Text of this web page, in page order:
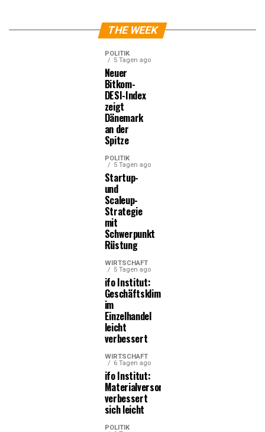
THE WEEK
POLITIK
5 Tagen ago
Neuer
Bitkom-
DESI-Index
zeigt
Dänemark
an der
Spitze
POLITIK
5 Tagen ago
Startup-
und
Scaleup-
Strategie
mit
Schwerpunkt
Rüstung
WIRTSCHAFT
5 Tagen ago
ifo Institut:
Geschäftsklima
im
Einzelhandel
leicht
verbessert
WIRTSCHAFT
6 Tagen ago
ifo Institut:
Materialversorgung
verbessert
sich leicht
POLITIK